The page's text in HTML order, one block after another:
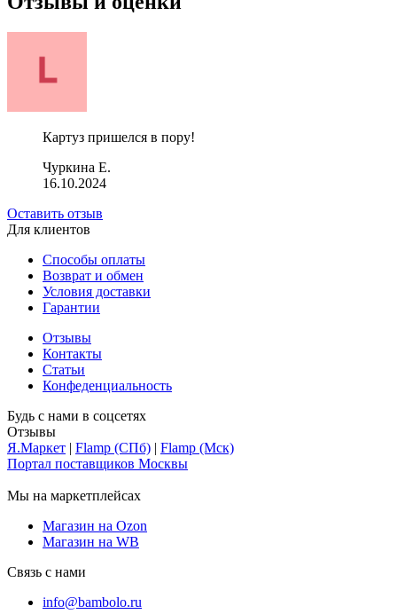
Картуз пришелся в пору!
Чуркина Е.
16.10.2024
Оставить отзыв
Для клиентов
Способы оплаты
Возврат и обмен
Условия доставки
Гарантии
Отзывы
Контакты
Статьи
Конфеденциальность
Будь с нами в соцсетях
Отзывы
Я.Маркет | Flamp (СПб) | Flamp (Мск)
Портал поставщиков Москвы
Мы на маркетплейсах
Магазин на Ozon
Магазин на WB
Связь с нами
info@bambolo.ru